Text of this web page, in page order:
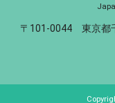
〒101-0044 東京都